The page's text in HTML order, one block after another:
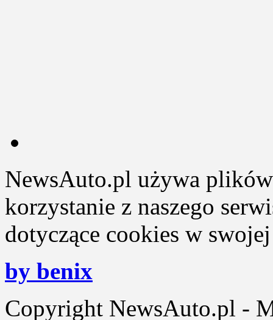
NewsAuto.pl używa
korzystanie z naszego
dotyczące cookies w
by benix
Copyright NewsAuto.pl -